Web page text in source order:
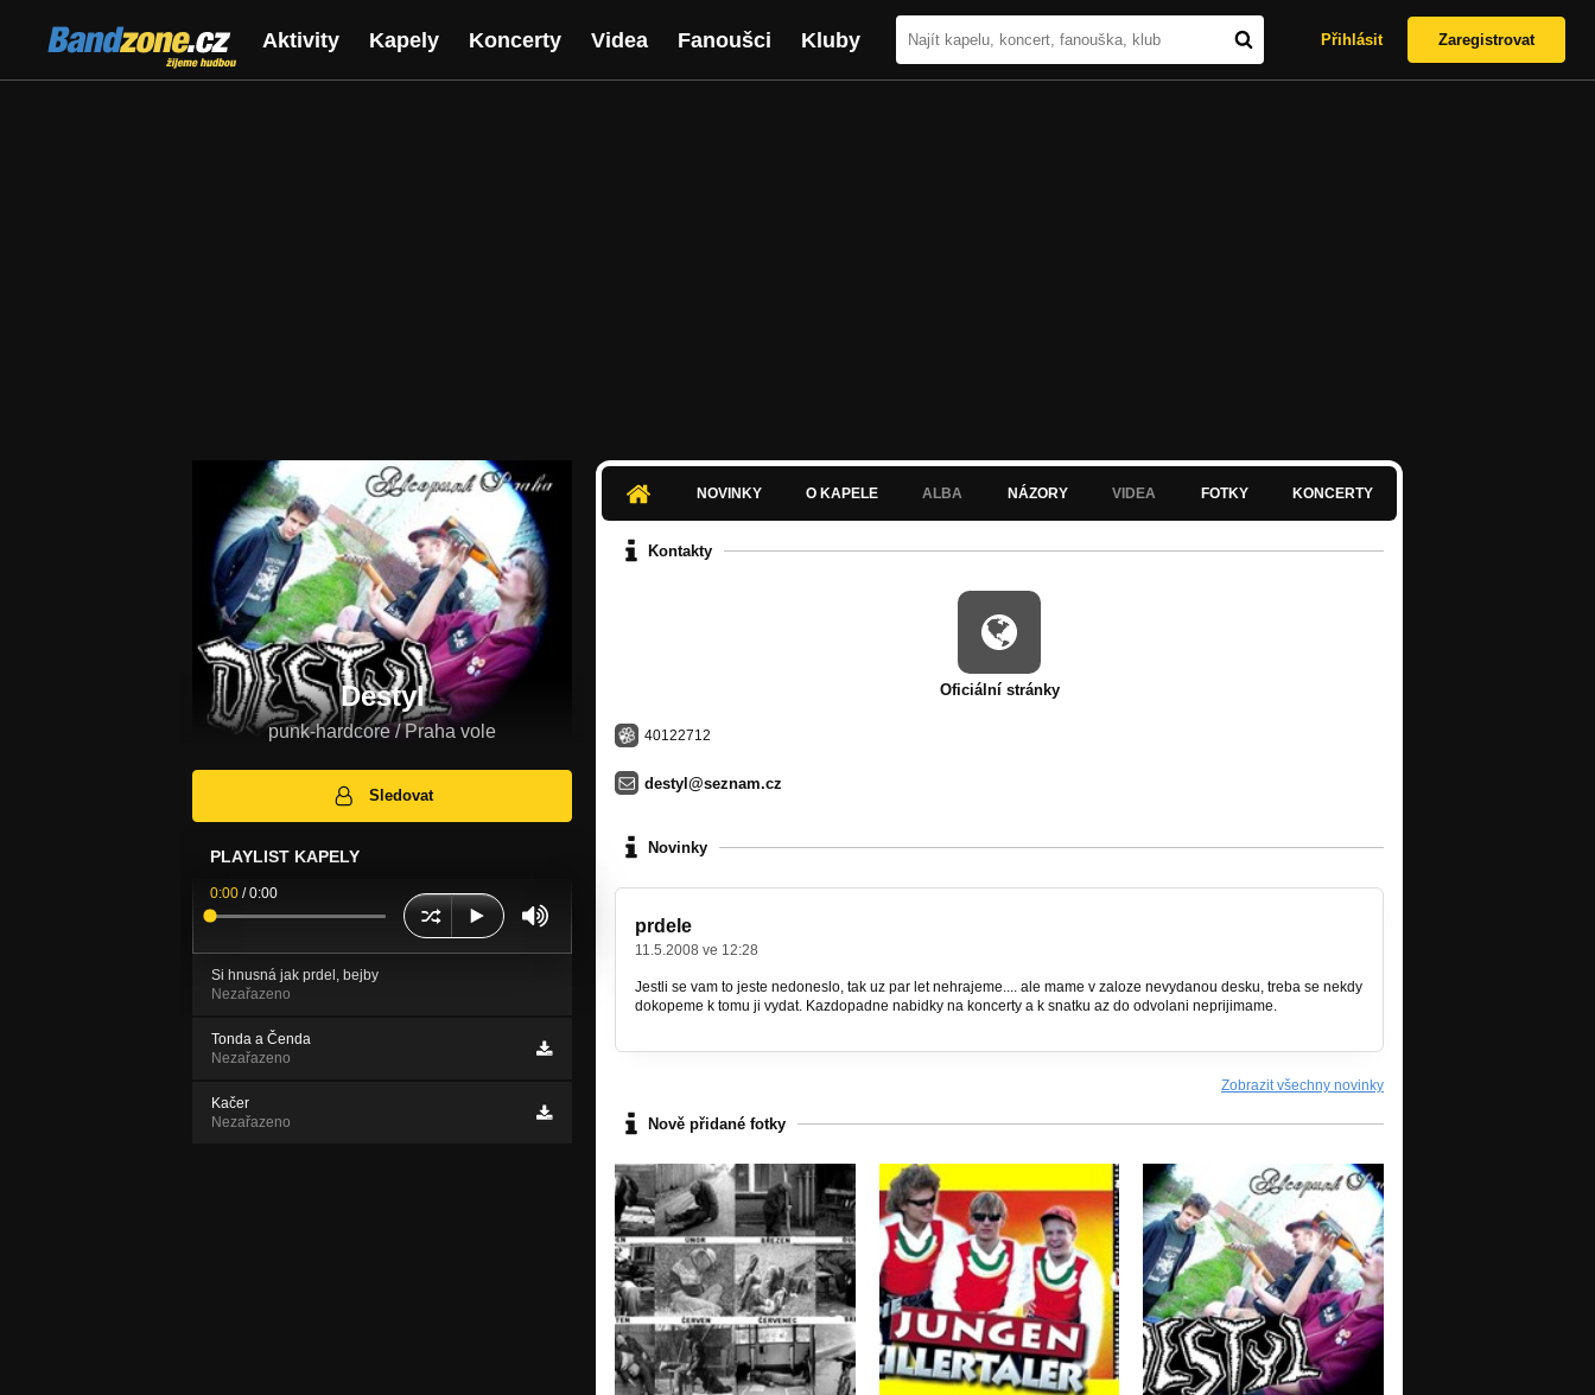
Bandzone.cz
žijeme hudbou
Aktivity Kapely Koncerty Videa Fanoušci Kluby Přihlásit Zaregistrovat
Destyl
punk-hardcore / Praha vole
Sledovat
PLAYLIST KAPELY
0:00 /0:00
Si hnusná jak prdel, bejby
Nezařazeno
Tonda a Čenda
Nezařazeno
Kačer
Nezařazeno
NOVINKY O KAPELE ALBA NÁZORY VIDEA FOTKY KONCERTY
Kontakty
Oficiální stránky
40122712
destyl@seznam.cz
Novinky
prdele
11.5.2008 ve 12:28
Jestli se vam to jeste nedoneslo, tak uz par let nehrajeme.... ale mame v zaloze nevydanou desku, treba se nekdy
dokopeme k tomu ji vydat. Kazdopadne nabidky na koncerty a k snatku az do odvolani neprijimame.
Zobrazit všechny novinky
Nově přidané fotky